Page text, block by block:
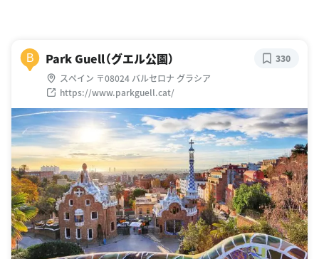
B Park Guell（グエル公園）
スペイン 〒08024 バルセロナ グラシア
https://www.parkguell.cat/
330